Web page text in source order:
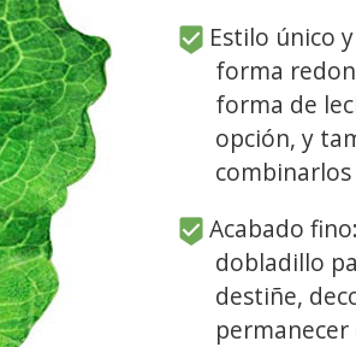
Estilo único
forma
forma de
opción, y
Acabado
dobladillo
destiñe,